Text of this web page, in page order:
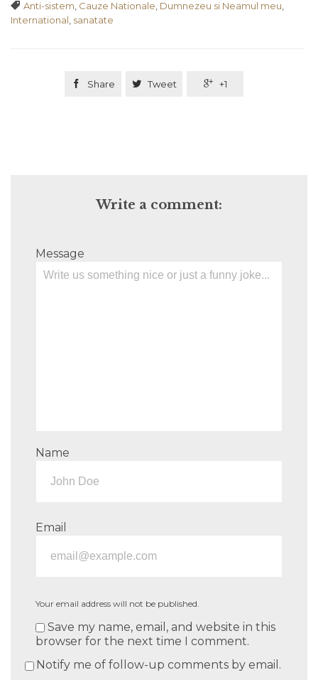
 Tags
Anti-sistem Cauze Nationale Dumnezeu si Neamul meu
International sanatate
 Share  Tweet  +1
Write a comment:
Message
Name
Email
Your email address will not be published.
Save my name, email, and website in this
browser for the next time I comment.
Notify me of follow-up comments by email.